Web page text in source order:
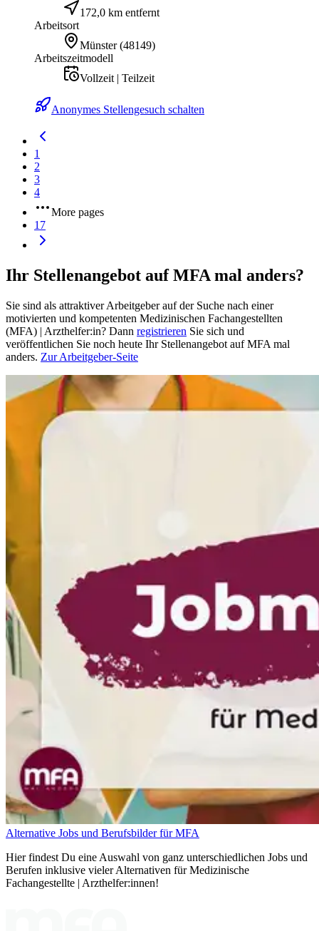
172,0 km entfernt
Arbeitsort
Münster (48149)
Arbeitszeitmodell
Vollzeit | Teilzeit
Anonymes Stellengesuch schalten
1
2
3
4
More pages
17
Ihr Stellenangebot auf MFA mal anders?
Sie sind als attraktiver Arbeitgeber auf der Suche nach einer
motivierten und kompetenten Medizinischen Fachangestellten
(MFA) | Arzthelfer:in? Dann registrieren Sie sich und
veröffentlichen Sie noch heute Ihr Stellenangebot auf MFA mal
anders. Zur Arbeitgeber-Seite
Alternative Jobs und Berufsbilder für MFA
Hier findest Du eine Auswahl von ganz unterschiedlichen Jobs und
Berufen inklusive vieler Alternativen für Medizinische
Fachangestellte | Arzthelfer:innen!